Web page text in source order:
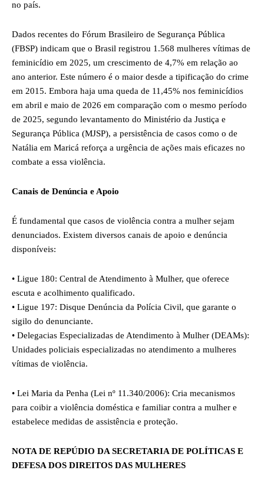
no país.
Dados recentes do Fórum Brasileiro de Segurança Pública
(FBSP) indicam que o Brasil registrou 1.568 mulheres vítimas de
feminicídio em 2025, um crescimento de 4,7% em relação ao
ano anterior. Este número é o maior desde a tipificação do crime
em 2015. Embora haja uma queda de 11,45% nos feminicídios
em abril e maio de 2026 em comparação com o mesmo período
de 2025, segundo levantamento do Ministério da Justiça e
Segurança Pública (MJSP), a persistência de casos como o de
Natália em Maricá reforça a urgência de ações mais eficazes no
combate a essa violência.
Canais de Denúncia e Apoio
É fundamental que casos de violência contra a mulher sejam
denunciados. Existem diversos canais de apoio e denúncia
disponíveis:
• Ligue 180: Central de Atendimento à Mulher, que oferece
escuta e acolhimento qualificado.
• Ligue 197: Disque Denúncia da Polícia Civil, que garante o
sigilo do denunciante.
• Delegacias Especializadas de Atendimento à Mulher (DEAMs):
Unidades policiais especializadas no atendimento a mulheres
vítimas de violência.
• Lei Maria da Penha (Lei nº 11.340/2006): Cria mecanismos
para coibir a violência doméstica e familiar contra a mulher e
estabelece medidas de assistência e proteção.
NOTA DE REPÚDIO DA SECRETARIA DE POLÍTICAS E
DEFESA DOS DIREITOS DAS MULHERES